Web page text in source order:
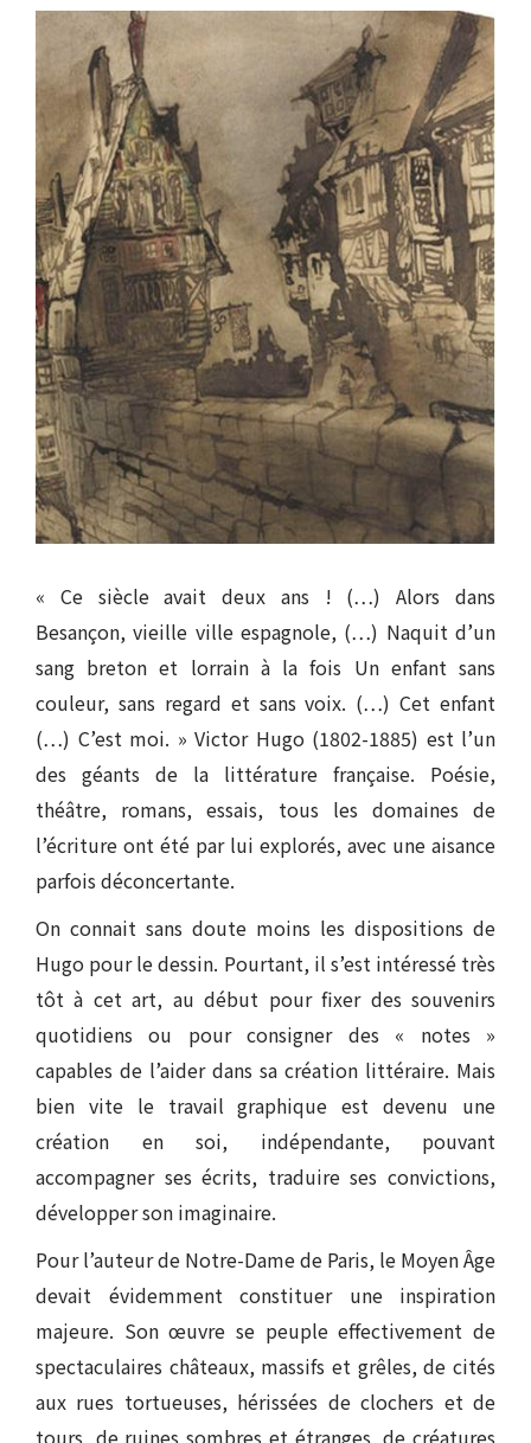
« Ce siècle avait deux ans ! (…) Alors dans
Besançon, vieille ville espagnole, (…) Naquit d’un
sang breton et lorrain à la fois Un enfant sans
couleur, sans regard et sans voix. (…) Cet enfant
(…) C’est moi. » Victor Hugo (1802-1885) est l’un
des géants de la littérature française. Poésie,
théâtre, romans, essais, tous les domaines de
l’écriture ont été par lui explorés, avec une aisance
parfois déconcertante.
On connait sans doute moins les dispositions de
Hugo pour le dessin. Pourtant, il s’est intéressé très
tôt à cet art, au début pour fixer des souvenirs
quotidiens ou pour consigner des « notes »
capables de l’aider dans sa création littéraire. Mais
bien vite le travail graphique est devenu une
création en soi, indépendante, pouvant
accompagner ses écrits, traduire ses convictions,
développer son imaginaire.
Pour l’auteur de Notre-Dame de Paris, le Moyen Âge
devait évidemment constituer une inspiration
majeure. Son œuvre se peuple effectivement de
spectaculaires châteaux, massifs et grêles, de cités
aux rues tortueuses, hérissées de clochers et de
tours, de ruines sombres et étranges, de créatures